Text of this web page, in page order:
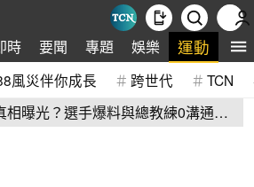
時 要聞 專題 娛樂 運動 全
風災伴你成長 跨世代 TCN
相曝光？選手爆料與總教練0溝通